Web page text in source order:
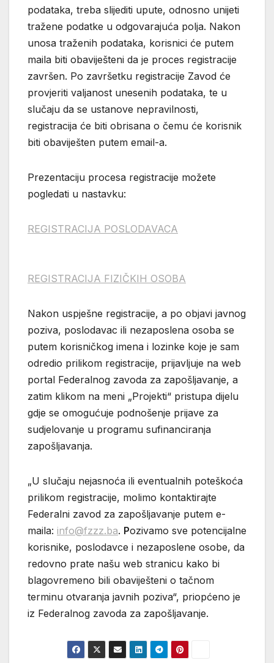
podataka, treba slijediti upute, odnosno unijeti
tražene podatke u odgovarajuća polja. Nakon
unosa traženih podataka, korisnici će putem
maila biti obaviješteni da je proces registracije
završen. Po završetku registracije Zavod će
provjeriti valjanost unesenih podataka, te u
slučaju da se ustanove nepravilnosti,
registracija će biti obrisana o čemu će korisnik
biti obaviješten putem email-a.
Prezentaciju procesa registracije možete
pogledati u nastavku:
REGISTRACIJA POSLODAVACA
REGISTRACIJA FIZIČKIH OSOBA
Nakon uspješne registracije, a po objavi javnog
poziva, poslodavac ili nezaposlena osoba se
putem korisničkog imena i lozinke koje je sam
odredio prilikom registracije, prijavljuje na web
portal Federalnog zavoda za zapošljavanje, a
zatim klikom na meni „Projekti“ pristupa dijelu
gdje se omogućuje podnošenje prijave za
sudjelovanje u programu sufinanciranja
zapošljavanja.
„U slučaju nejasnoća ili eventualnih poteškoća
prilikom registracije, molimo kontaktirajte
Federalni zavod za zapošljavanje putem e-
maila: info@fzzz.ba. Pozivamo sve potencijalne
korisnike, poslodavce i nezaposlene osobe, da
redovno prate našu web stranicu kako bi
blagovremeno bili obaviješteni o tačnom
terminu otvaranja javnih poziva“, priopćeno je
iz Federalnog zavoda za zapošljavanje.